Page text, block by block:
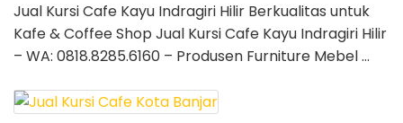
Jual Kursi Cafe Kayu Indragiri Hilir Berkualitas untuk
Kafe & Coffee Shop Jual Kursi Cafe Kayu Indragiri Hilir
– WA: 0818.8285.6160 – Produsen Furniture Mebel …